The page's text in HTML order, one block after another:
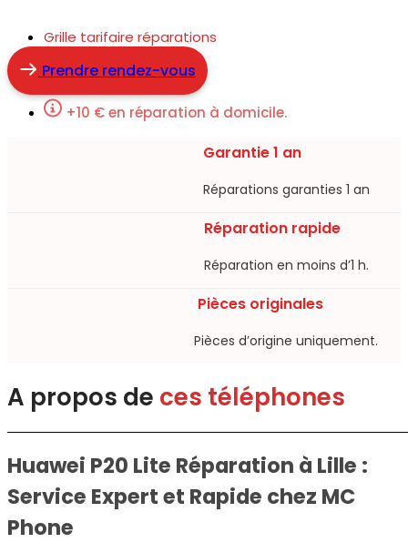
Grille tarifaire réparations
Prendre rendez-vous
+10 € en réparation à domicile.
Garantie 1 an
Réparations garanties 1 an​
Réparation rapide
Réparation en moins d’1 h.​
Pièces originales
Pièces d’origine uniquement.​
A propos de ces téléphones
Huawei P20 Lite Réparation à Lille :
Service Expert et Rapide chez MC
Phone